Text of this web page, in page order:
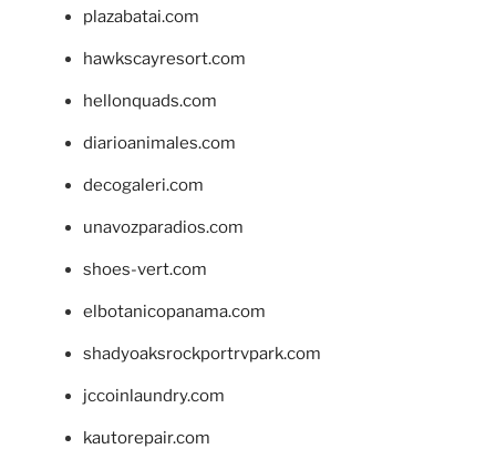
plazabatai.com
hawkscayresort.com
hellonquads.com
diarioanimales.com
decogaleri.com
unavozparadios.com
shoes-vert.com
elbotanicopanama.com
shadyoaksrockportrvpark.com
jccoinlaundry.com
kautorepair.com